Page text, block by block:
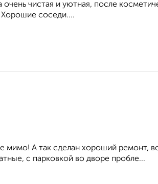
чистая и уютная, после
Хорошие соседи....
мимо! А так сделан хороший ремонт,
с парковкой во дворе пробле...